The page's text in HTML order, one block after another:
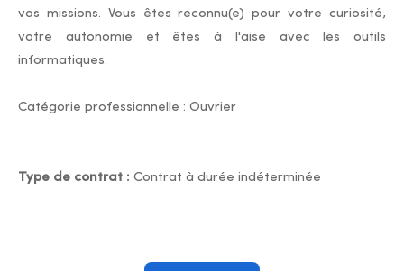
vos missions. Vous êtes reconnu(e) pour votre curiosité,
votre autonomie et êtes à l'aise avec les outils
informatiques.
Catégorie professionnelle : Ouvrier
Type de contrat : Contrat à durée indéterminée